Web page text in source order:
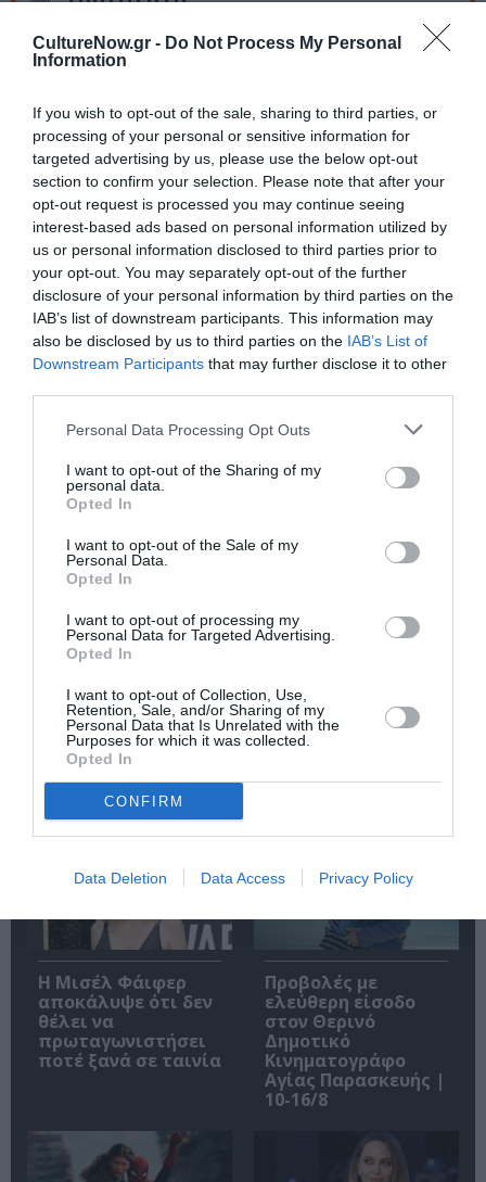
CultureNow.gr - Do Not Process My Personal
Information
If you wish to opt-out of the sale, sharing to third parties, or
processing of your personal or sensitive information for
targeted advertising by us, please use the below opt-out
section to confirm your selection. Please note that after your
opt-out request is processed you may continue seeing
interest-based ads based on personal information utilized by
us or personal information disclosed to third parties prior to
your opt-out. You may separately opt-out of the further
disclosure of your personal information by third parties on the
IAB’s list of downstream participants. This information may
also be disclosed by us to third parties on the IAB’s List of
Downstream Participants that may further disclose it to other
Personal Data Processing Opt Outs
I want to opt-out of the Sharing of my
personal data.
Opted In
I want to opt-out of the Sale of my
Personal Data.
Opted In
I want to opt-out of processing my
Personal Data for Targeted Advertising.
Opted In
I want to opt-out of Collection, Use,
Retention, Sale, and/or Sharing of my
Personal Data that Is Unrelated with the
Purposes for which it was collected.
Opted In
CONFIRM
Data Deletion Data Access Privacy Policy
28 Μαρτίου στους κινηματογράφους από την The
Film Group
Ακολουθήστε το Culturenow.gr στο Google News
μάθετε πρώτοι όλες τις ειδήσεις
Δείτε όλα τατελευταία νέαγια την Τέχνη και τον
Πολιτισμό στοCulturenow.gr
Νέοι Διαγωνισμοί❯
Tags
ΔΡΑΜΑΤΙΚΗ - ΚΟΙΝΩΝΙΚΗ
Newsletter
Κάθε βδομάδα στο e-mail σας τα τελευταία νέα για
Σχετικά Άρθρα
Η Μισέλ Φάιφερ
αποκάλυψε ότι δεν
θέλει να
πρωταγωνιστήσει
ποτέ ξανά σε ταινία
Προβολές με
ελεύθερη είσοδο
στον Θερινό
Δημοτικό
Κινηματογράφο
Αγίας Παρασκευής |
10-16/8